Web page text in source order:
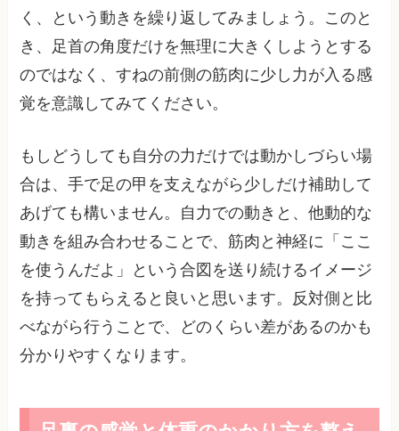
く、という動きを繰り返してみましょう。このと
き、足首の角度だけを無理に大きくしようとする
のではなく、すねの前側の筋肉に少し力が入る感
覚を意識してみてください。
もしどうしても自分の力だけでは動かしづらい場
合は、手で足の甲を支えながら少しだけ補助して
あげても構いません。自力での動きと、他動的な
動きを組み合わせることで、筋肉と神経に「ここ
を使うんだよ」という合図を送り続けるイメージ
を持ってもらえると良いと思います。反対側と比
べながら行うことで、どのくらい差があるのかも
分かりやすくなります。